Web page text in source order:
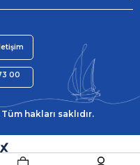
00
hakları saklıdır.